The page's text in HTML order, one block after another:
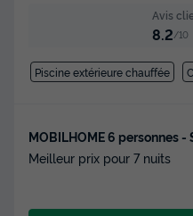
Avis
8.2/10
Piscine extérieure chauffée
MOBILHOME 6 personnes -
Meilleur prix pour 7 nuits